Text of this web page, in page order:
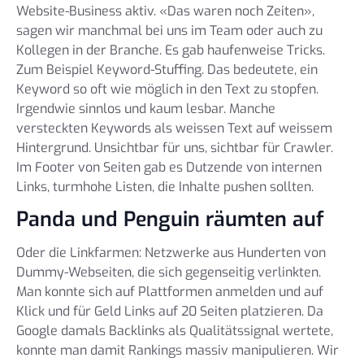
Website-Business aktiv. «Das waren noch Zeiten»,
sagen wir manchmal bei uns im Team oder auch zu
Kollegen in der Branche. Es gab haufenweise Tricks.
Zum Beispiel Keyword-Stuffing. Das bedeutete, ein
Keyword so oft wie möglich in den Text zu stopfen.
Irgendwie sinnlos und kaum lesbar. Manche
versteckten Keywords als weissen Text auf weissem
Hintergrund. Unsichtbar für uns, sichtbar für Crawler.
Im Footer von Seiten gab es Dutzende von internen
Links, turmhohe Listen, die Inhalte pushen sollten.
Panda und Penguin räumten auf
Oder die Linkfarmen: Netzwerke aus Hunderten von
Dummy-Webseiten, die sich gegenseitig verlinkten.
Man konnte sich auf Plattformen anmelden und auf
Klick und für Geld Links auf 20 Seiten platzieren. Da
Google damals Backlinks als Qualitätssignal wertete,
konnte man damit Rankings massiv manipulieren. Wir